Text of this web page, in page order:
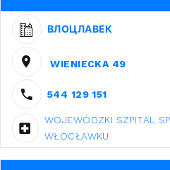
ВЛОЦЛАВЕК
WIENIECKA 49
544 129 151
WOJEWÓDZKI SZPITAL
WŁOCŁAWKU